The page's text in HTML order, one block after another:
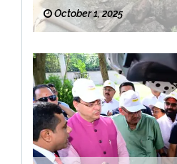
October 1, 2025